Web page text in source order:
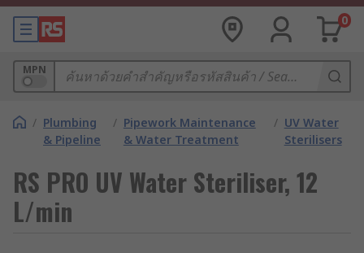
0
MPN
/ Plumbing
& Pipeline
/ Pipework Maintenance
& Water Treatment
/ UV Water
Sterilisers
RS PRO UV Water Steriliser, 12
L/min